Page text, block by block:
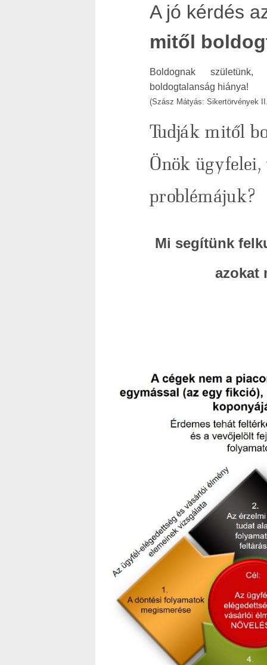
A jó kérdés
mitől
Boldognak
boldogtalanság hiánya!
(Szász Mátyás: Sikertörvények
Tudják mitől
Önök
problémájuk?
Mi segítünk
azokat